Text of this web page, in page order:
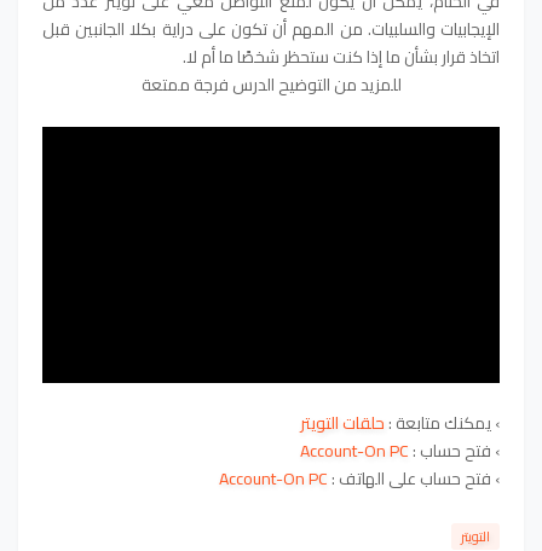
الإيجابيات والسلبيات. من المهم أن تكون على دراية بكلا الجانبين قبل
اتخاذ قرار بشأن ما إذا كنت ستحظر شخصًا ما أم لا.
للمزيد من التوضيح الدرس فرجة ممتعة
›يمكنك متابعة :حلقات التويتر
›فتح حساب :Account-On PC
›فتح حساب على الهاتف :Account-On PC
التويتر